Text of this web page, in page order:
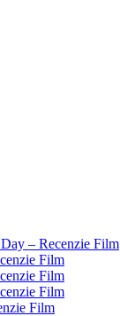
– Recenzie Film
Film
Film
Film
Film